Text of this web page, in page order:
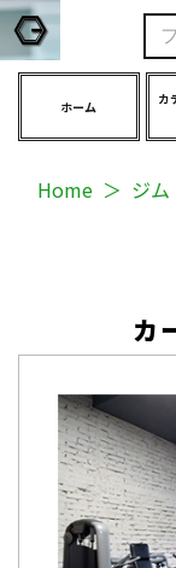
ホーム
カ
Home ジム
カ